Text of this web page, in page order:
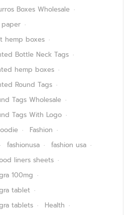
Boxes Wholesale
hemp boxes
Bottle Neck Tags
hemp boxes
Round Tags
Tags Wholesale
Tags With Logo
Fashion
fashionusa
fashion usa
liners sheets
100mg
tablet
tablets
Health